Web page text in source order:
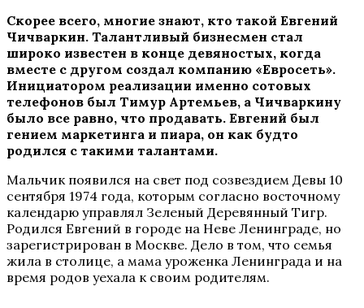
Скорее всего, многие знают, кто такой Евгений
Чичваркин. Талантливый бизнесмен стал
широко известен в конце девяностых, когда
вместе с другом создал компанию «Евросеть».
Инициатором реализации именно сотовых
телефонов был Тимур Артемьев, а Чичваркину
было все равно, что продавать. Евгений был
гением маркетинга и пиара, он как будто
родился с такими талантами.
Мальчик появился на свет под созвездием Девы 10
сентября 1974 года, которым согласно восточному
календарю управлял Зеленый Деревянный Тигр.
Родился Евгений в городе на Неве Ленинграде, но
зарегистрирован в Москве. Дело в том, что семья
жила в столице, а мама уроженка Ленинграда и на
время родов уехала к своим родителям.